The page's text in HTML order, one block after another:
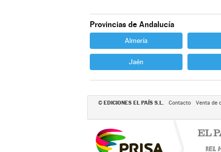
Provincias de Andalucía
Almería
Jaén
© EDICIONES EL PAÍS S.L. Contacto Venta de